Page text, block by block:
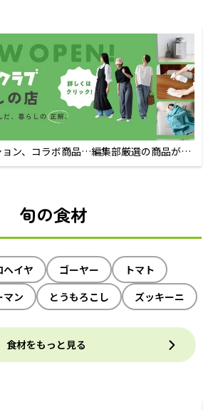
ン、コラボ商品…編集部厳選の商品が買
旬の食材
ヘイヤ ゴーヤー
トマト
マン とうもろこし ズッキーニ
食材をもっと見る